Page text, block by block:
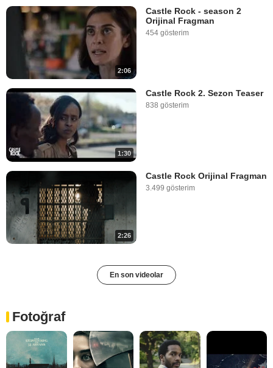
2:06
Castle Rock - season 2
Orijinal Fragman
454 gösterim
1:30
Castle Rock 2. Sezon Teaser
838 gösterim
2:26
Castle Rock Orijinal Fragman
3.499 gösterim
En son videolar
Fotoğraf